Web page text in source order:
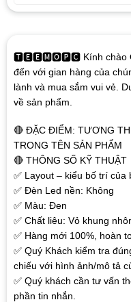
🆃🅴🅴🅼🅾🅿🅲 Kính chào
đến với gian hàng của
lành và mua sắm vui vẻ.
về sản phẩm.
🔴 ĐẶC ĐIỂM: TƯƠNG
TRONG TÊN SẢN PHẨM
🔴 THÔNG SỐ KỸ THUẬT
✅ Layout – kiểu bố trí của
✅ Đèn Led nền: Không
✅ Màu: Đen
✅ Chất liêu: Vỏ khung
✅ Hàng mới 100%, hoàn
✅ Quý Khách kiểm tra
chiếu với hình ảnh/mô tả
✅ Quý khách cần tư vấn
phần tin nhắn.